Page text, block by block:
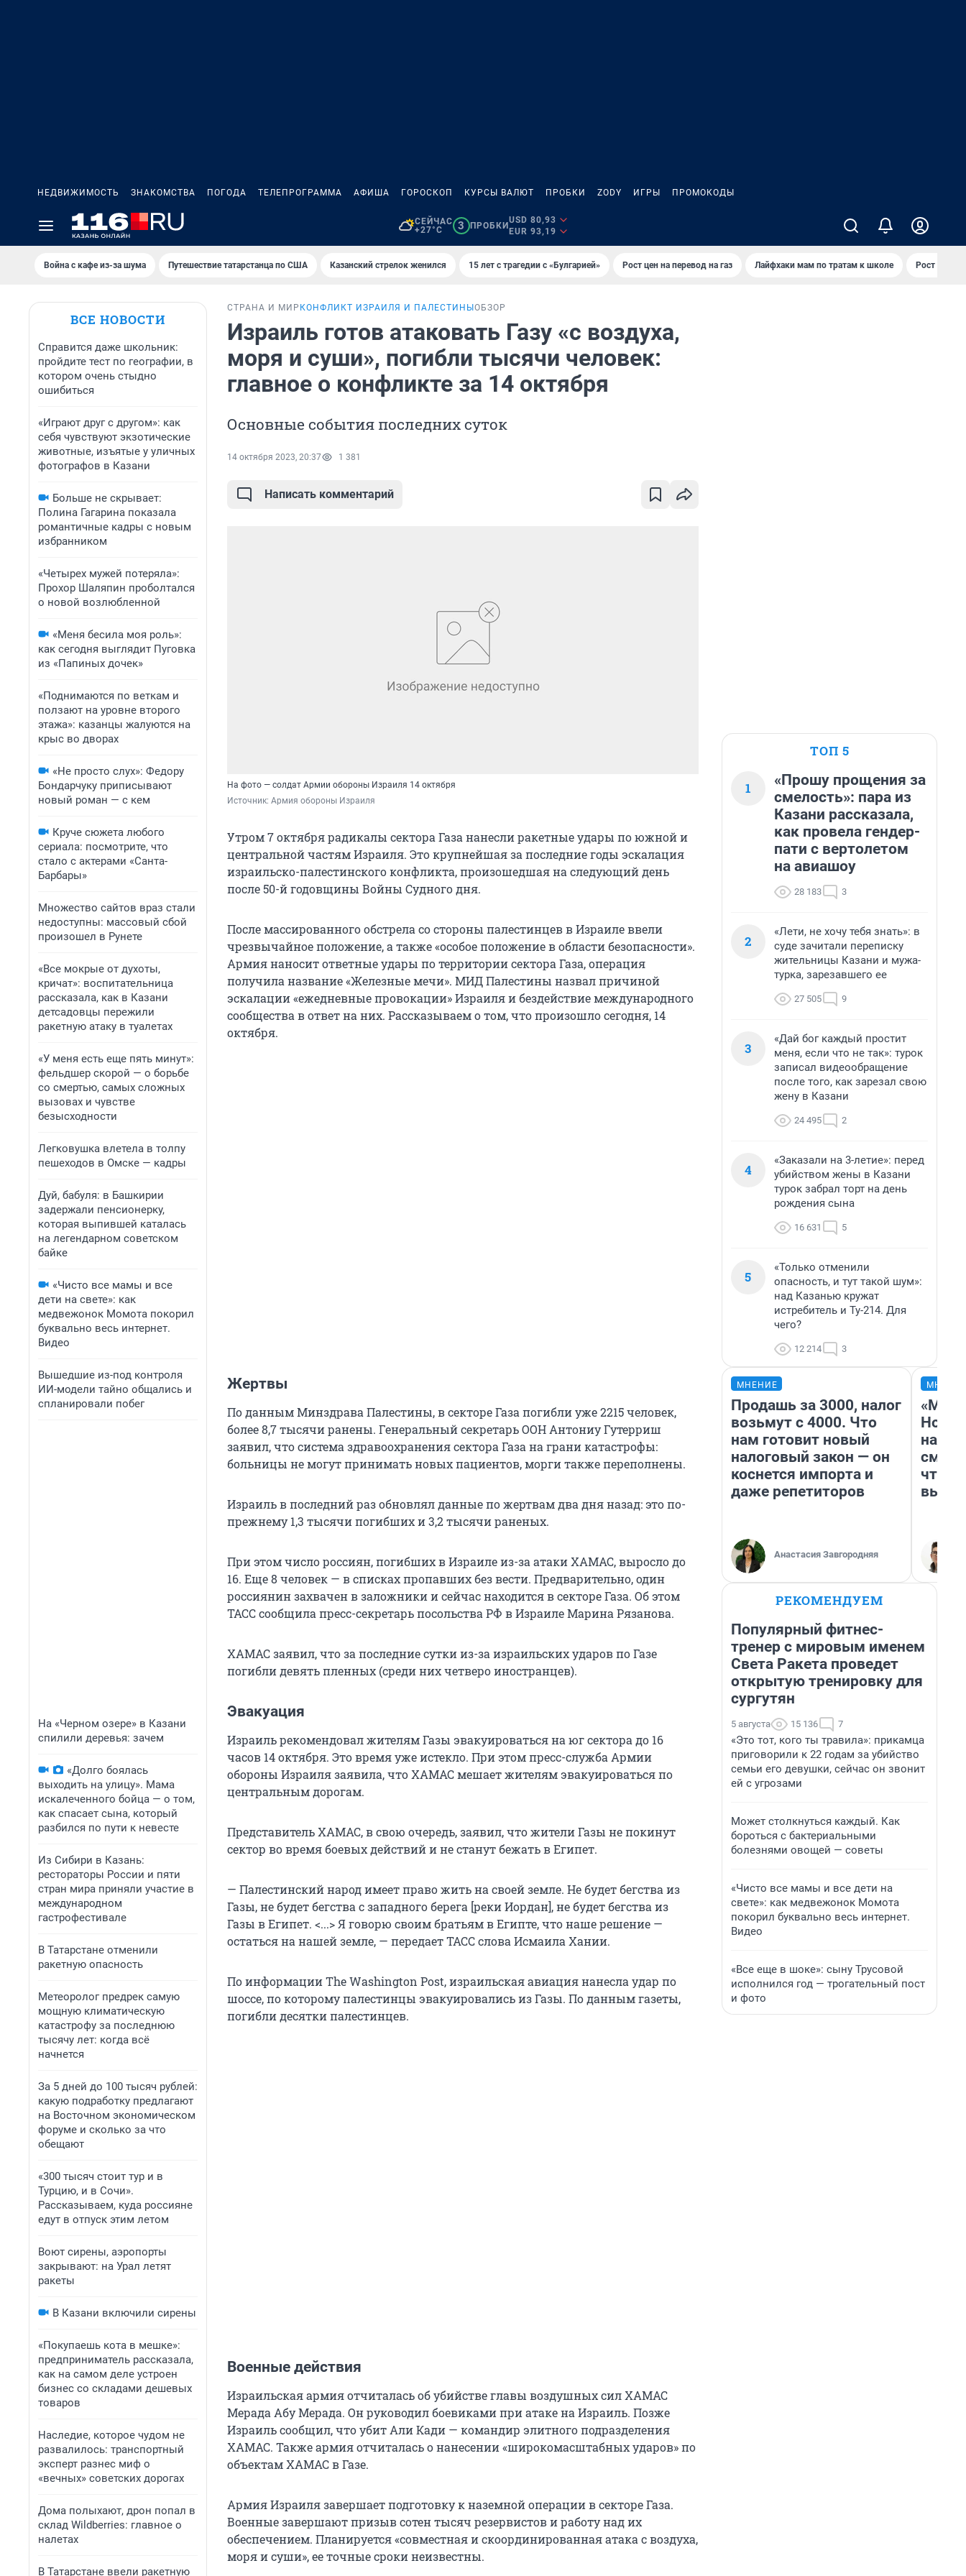
НЕДВИЖИМОСТЬ ЗНАКОМСТВА ПОГОДА ТЕЛЕПРОГРАММА АФИША ГОРОСКОП КУРСЫ ВАЛЮТ ПРОБКИ ZODY ИГРЫ ПРОМОКОДЫ
СЕЙЧАС
+27°C
3 ПРОБКИ
USD 80,93
EUR 93,19
Война с кафе из-за шума Путешествие татарстанца по США Казанский стрелок женился 15 лет с трагедии с «Булгарией» Рост цен на перевод на газ Лайфхаки мам по тратам к школе Рост цен на
ВСЕ НОВОСТИ
Справится даже школьник:
пройдите тест по географии, в
котором очень стыдно
ошибиться
«Играют друг с другом»: как
себя чувствуют экзотические
животные, изъятые у уличных
фотографов в Казани
Больше не скрывает:
Полина Гагарина показала
романтичные кадры с новым
избранником
«Четырех мужей потеряла»:
Прохор Шаляпин проболтался
о новой возлюбленной
«Меня бесила моя роль»:
как сегодня выглядит Пуговка
из «Папиных дочек»
«Поднимаются по веткам и
ползают на уровне второго
этажа»: казанцы жалуются на
крыс во дворах
«Не просто слух»: Федору
Бондарчуку приписывают
новый роман — с кем
Круче сюжета любого
сериала: посмотрите, что
стало с актерами «Санта-
Барбары»
Множество сайтов враз стали
недоступны: массовый сбой
произошел в Рунете
«Все мокрые от духоты,
кричат»: воспитательница
рассказала, как в Казани
детсадовцы пережили
ракетную атаку в туалетах
«У меня есть еще пять минут»:
фельдшер скорой — о борьбе
со смертью, самых сложных
вызовах и чувстве
безысходности
Легковушка влетела в толпу
пешеходов в Омске — кадры
Дуй, бабуля: в Башкирии
задержали пенсионерку,
которая выпившей каталась
на легендарном советском
байке
«Чисто все мамы и все
дети на свете»: как
медвежонок Момота покорил
буквально весь интернет.
Видео
Вышедшие из-под контроля
ИИ-модели тайно общались и
спланировали побег
На «Черном озере» в Казани
спилили деревья: зачем
«Долго боялась
выходить на улицу». Мама
искалеченного бойца — о том,
как спасает сына, который
разбился по пути к невесте
Из Сибири в Казань:
рестораторы России и пяти
стран мира приняли участие в
международном
гастрофестивале
В Татарстане отменили
ракетную опасность
Метеоролог предрек самую
мощную климатическую
катастрофу за последнюю
тысячу лет: когда всё
начнется
За 5 дней до 100 тысяч рублей:
какую подработку предлагают
на Восточном экономическом
форуме и сколько за что
обещают
«300 тысяч стоит тур и в
Турцию, и в Сочи».
Рассказываем, куда россияне
едут в отпуск этим летом
Воют сирены, аэропорты
закрывают: на Урал летят
ракеты
В Казани включили сирены
«Покупаешь кота в мешке»:
предприниматель рассказала,
как на самом деле устроен
бизнес со складами дешевых
товаров
Наследие, которое чудом не
развалилось: транспортный
эксперт разнес миф о
«вечных» советских дорогах
Дома полыхают, дрон попал в
склад Wildberries: главное о
налетах
В Татарстане ввели ракетную
СТРАНА И МИР КОНФЛИКТ ИЗРАИЛЯ И ПАЛЕСТИНЫ ОБЗОР
Израиль готов атаковать Газу «с воздуха,
моря и суши», погибли тысячи человек:
главное о конфликте за 14 октября
Основные события последних суток
14 октября 2023, 20:37 1 381
Написать комментарий
На фото — солдат Армии обороны Израиля 14 октября
Источник: Армия обороны Израиля
Утром 7 октября радикалы сектора Газа нанесли ракетные удары по южной и
центральной частям Израиля. Это крупнейшая за последние годы эскалация
израильско-палестинского конфликта, произошедшая на следующий день
после 50-й годовщины Войны Судного дня.
После массированного обстрела со стороны палестинцев в Израиле ввели
чрезвычайное положение, а также «особое положение в области безопасности».
Армия наносит ответные удары по территории сектора Газа, операция
получила название «Железные мечи». МИД Палестины назвал причиной
эскалации «ежедневные провокации» Израиля и бездействие международного
сообщества в ответ на них. Рассказываем о том, что произошло сегодня, 14
октября.
Жертвы
По данным Минздрава Палестины, в секторе Газа погибли уже 2215 человек,
более 8,7 тысячи ранены. Генеральный секретарь ООН Антониу Гутерриш
заявил, что система здравоохранения сектора Газа на грани катастрофы:
больницы не могут принимать новых пациентов, морги также переполнены.
Израиль в последний раз обновлял данные по жертвам два дня назад: это по-
прежнему 1,3 тысячи погибших и 3,2 тысячи раненых.
При этом число россиян, погибших в Израиле из-за атаки ХАМАС, выросло до
16. Еще 8 человек — в списках пропавших без вести. Предварительно, один
россиянин захвачен в заложники и сейчас находится в секторе Газа. Об этом
ТАСС сообщила пресс-секретарь посольства РФ в Израиле Марина Рязанова.
ХАМАС заявил, что за последние сутки из-за израильских ударов по Газе
погибли девять пленных (среди них четверо иностранцев).
Эвакуация
Израиль рекомендовал жителям Газы эвакуироваться на юг сектора до 16
часов 14 октября. Это время уже истекло. При этом пресс-служба Армии
обороны Израиля заявила, что ХАМАС мешает жителям эвакуироваться по
центральным дорогам.
Представитель ХАМАС, в свою очередь, заявил, что жители Газы не покинут
сектор во время боевых действий и не станут бежать в Египет.
— Палестинский народ имеет право жить на своей земле. Не будет бегства из
Газы, не будет бегства с западного берега [реки Иордан], не будет бегства из
Газы в Египет. <...> Я говорю своим братьям в Египте, что наше решение —
остаться на нашей земле, — передает ТАСС слова Исмаила Хании.
По информации The Washington Post, израильская авиация нанесла удар по
шоссе, по которому палестинцы эвакуировались из Газы. По данным газеты,
погибли десятки палестинцев.
Военные действия
Израильская армия отчиталась об убийстве главы воздушных сил ХАМАС
Мерада Абу Мерада. Он руководил боевиками при атаке на Израиль. Позже
Израиль сообщил, что убит Али Кади — командир элитного подразделения
ХАМАС. Также армия отчиталась о нанесении «широкомасштабных ударов» по
объектам ХАМАС в Газе.
Армия Израиля завершает подготовку к наземной операции в секторе Газа.
Военные завершают призыв сотен тысяч резервистов и работу над их
обеспечением. Планируется «совместная и скоординированная атака с воздуха,
моря и суши», ее точные сроки неизвестны.
ТОП 5
1
«Прошу прощения за
смелость»: пара из
Казани рассказала,
как провела гендер-
пати с вертолетом
на авиашоу
28 183 3
2
«Лети, не хочу тебя знать»: в
суде зачитали переписку
жительницы Казани и мужа-
турка, зарезавшего ее
27 505 9
3
«Дай бог каждый простит
меня, если что не так»: турок
записал видеообращение
после того, как зарезал свою
жену в Казани
24 495 2
4
«Заказали на 3-летие»: перед
убийством жены в Казани
турок забрал торт на день
рождения сына
16 631 5
5
«Только отменили
опасность, и тут такой шум»:
над Казанью кружат
истребитель и Ту-214. Для
чего?
12 214 3
МНЕНИЕ
Продашь за 3000, налог
возьмут с 4000. Что
нам готовит новый
налоговый закон — он
коснется импорта и
даже репетиторов
Анастасия Завгородняя
«Мы
РЕКОМЕНДУЕМ
Популярный фитнес-
тренер с мировым именем
Света Ракета проведет
открытую тренировку для
сургутян
5 августа 15 136 7
«Это тот, кого ты травила»: прикамца
приговорили к 22 годам за убийство
семьи его девушки, сейчас он звонит
ей с угрозами
Может столкнуться каждый. Как
бороться с бактериальными
болезнями овощей — советы
«Чисто все мамы и все дети на
свете»: как медвежонок Момота
покорил буквально весь интернет.
Видео
«Все еще в шоке»: сыну Трусовой
исполнился год — трогательный пост
и фото